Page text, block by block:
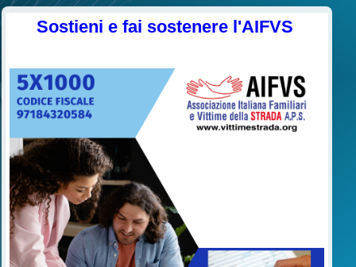
Sostieni e fai sostenere l'AIFVS